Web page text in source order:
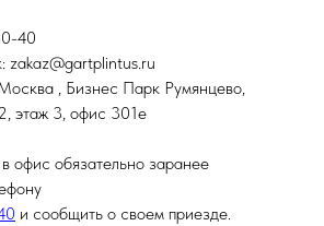
40
zakaz@gartplintus.ru
, Бизнес Парк Румянцево,
этаж 3, офис 301е
офис обязательно заранее
и сообщить о своем приезде.